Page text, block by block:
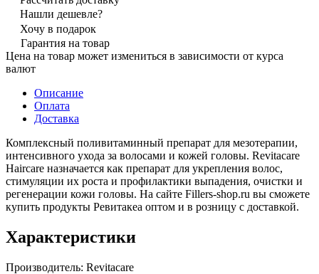
Нашли дешевле?
Хочу в подарок
Гарантия на товар
Цена на товар может измениться в зависимости от курса
валют
Описание
Оплата
Доставка
Комплексный поливитаминный препарат для мезотерапии,
интенсивного ухода за волосами и кожей головы. Revitacare
Haircare назначается как препарат для укрепления волос,
стимуляции их роста и профилактики выпадения, очистки и
регенерации кожи головы. На сайте Fillers-shop.ru вы сможете
купить продукты Ревитакеа оптом и в розницу с доставкой.
Характеристики
Производитель: Revitacare